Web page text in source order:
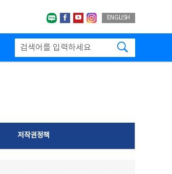
네이버블로그
페이스북
유투브인스타그랩
ENGLISH
저작권정책